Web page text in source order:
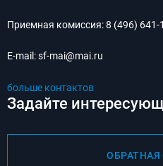
Приемная комиссия:8 (496) 641-
E-mail:sf-mai@mai.ru
больше контактов
Задайте
ОБРАТНАЯ